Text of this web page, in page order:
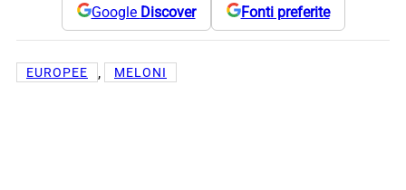
Google Discover Fonti preferite
EUROPEE , MELONI